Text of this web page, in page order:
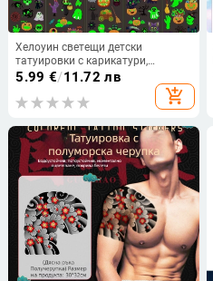
Хелоуин светещи детски
татуировки с карикатури,
временни татуировки с тиква
5.99 €/11.72 лв
add_shopping_cart